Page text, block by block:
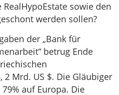
sowie den
werden sollen?
der „Bank für
betrug Ende
2 Mrd. US $. Die Gläubiger
auf Europa. Die